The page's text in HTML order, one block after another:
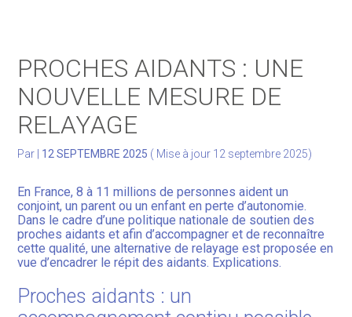
Gérer votre patrimoine
Facturation Électronique
PROCHES AIDANTS : UNE
NOUVELLE MESURE DE
RELAYAGE
Par 12 SEPTEMBRE 2025 ( Mise à jour 12 septembre 2025)
En France, 8 à 11 millions de personnes aident un
conjoint, un parent ou un enfant en perte d’autonomie.
Dans le cadre d’une politique nationale de soutien des
proches aidants et afin d’accompagner et de reconnaître
cette qualité, une alternative de relayage est proposée en
vue d’encadrer le répit des aidants. Explications.
Proches aidants : un